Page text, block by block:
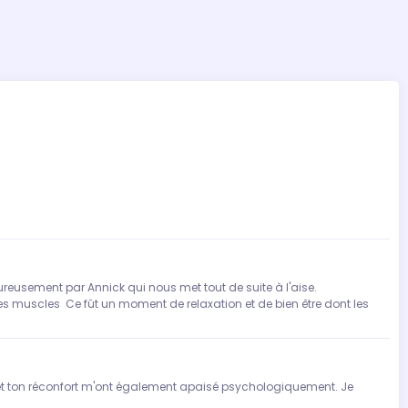
par Annick qui nous met tout de suite à l'aise.
muscles Ce fût un moment de relaxation et de bien être dont les
ton réconfort m'ont également apaisé psychologiquement. Je